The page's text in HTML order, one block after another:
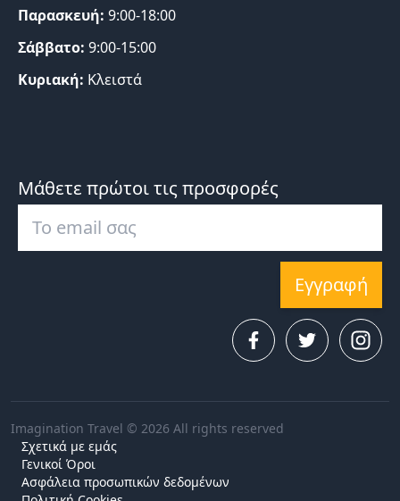
Παρασκευή: 9:00-18:00
Σάββατο: 9:00-15:00
Κυριακή: Κλειστά
Μάθετε πρώτοι τις προσφορές
Εγγραφή
Imagination Travel © 2026 All rights reserved
Σχετικά με εμάς
Γενικοί Όροι
Ασφάλεια προσωπικών δεδομένων